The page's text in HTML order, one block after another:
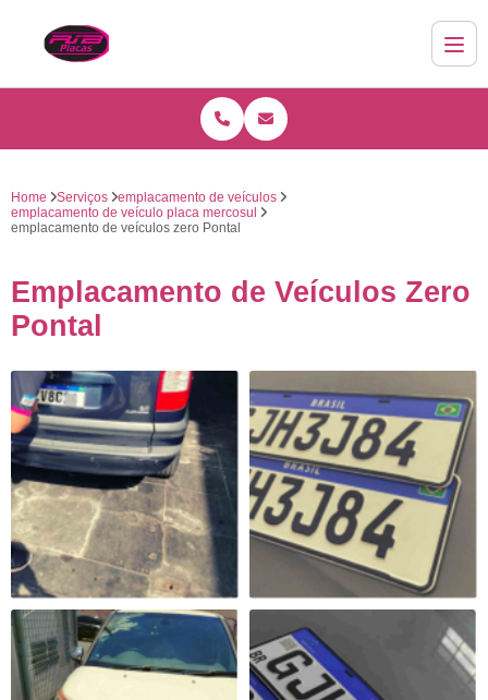
Home Serviços
emplacamento de veículos
emplacamento de veículo placa mercosul
emplacamento de veículos zero Pontal
Emplacamento de Veículos Zero
Pontal